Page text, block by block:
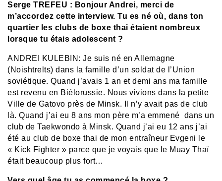
Serge TREFEU : Bonjour Andrei, merci de
m’accordez cette interview. Tu es né où, dans ton
quartier les clubs de boxe thai étaient nombreux
lorsque tu étais adolescent ?
ANDREI KULEBIN: Je suis né en Allemagne
(Noishtrelts) dans la famille d’un soldat de l’Union
soviétique. Quand j’avais 1 an et demi ans ma famille
est revenu en Biélorussie. Nous vivions dans la petite
Ville de Gatovo près de Minsk. Il n’y avait pas de club
là. Quand j’ai eu 8 ans mon père m’a emmené dans un
club de Taekwondo à Minsk. Quand j’ai eu 12 ans j’ai
été au club de boxe thai de mon entraîneur Evgeni le
« Kick Fighter » parce que je voyais que le Muay Thaï
était beaucoup plus fort…